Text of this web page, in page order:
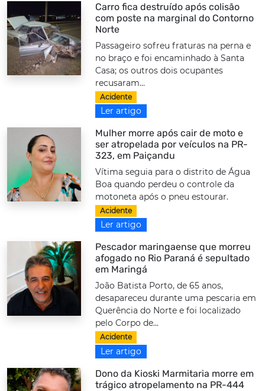
Carro fica destruído após colisão
com poste na marginal do Contorno
Norte
Passageiro sofreu fraturas na perna e
no braço e foi encaminhado à Santa
Casa; os outros dois ocupantes
recusaram...
Acidente
Ler artigo
Mulher morre após cair de moto e
ser atropelada por veículos na PR-
323, em Paiçandu
Vítima seguia para o distrito de Água
Boa quando perdeu o controle da
motoneta após o pneu estourar.
Acidente
Ler artigo
Pescador maringaense que morreu
afogado no Rio Paraná é sepultado
em Maringá
João Batista Porto, de 65 anos,
desapareceu durante uma pescaria em
Querência do Norte e foi localizado
pelo Corpo de...
Acidente
Ler artigo
Dono da Kioski Marmitaria morre em
trágico atropelamento na PR-444